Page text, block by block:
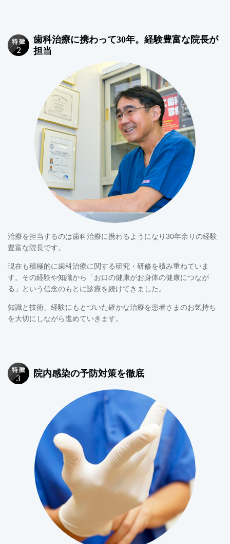
歯科治療に携わって30年。経験豊富な院長が
担当
治療を担当するのは歯科治療に携わるようになり30年余りの経験
豊富な院長です。
現在も積極的に歯科治療に関する研究・研修を積み重ねていま
す。その経験や知識から「お口の健康がお身体の健康につなが
る」という信念のもとに診療を続けてきました。
知識と技術、経験にもとづいた確かな治療を患者さまのお気持ち
を大切にしながら進めていきます。
院内感染の予防対策を徹底